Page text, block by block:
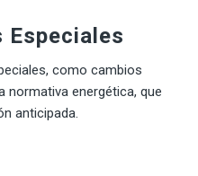
Especiales
como cambios
normativa energética, que
anticipada.